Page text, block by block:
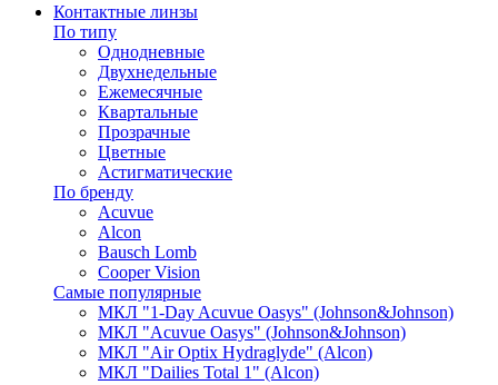
Контактные линзы
По типу
Однодневные
Двухнедельные
Ежемесячные
Квартальные
Прозрачные
Цветные
Астигматические
По бренду
Acuvue
Alcon
Bausch Lomb
Cooper Vision
Самые популярные
МКЛ "1-Day Acuvue Oasys" (Johnson&Johnson)
МКЛ "Acuvue Oasys" (Johnson&Johnson)
МКЛ "Air Optix Hydraglyde" (Alcon)
МКЛ "Dailies Total 1" (Alcon)